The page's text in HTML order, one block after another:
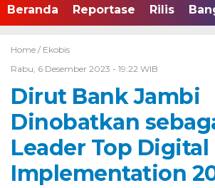
Beranda Reportase Rilis
Home / Ekobis
Rabu, 6 Desember 2023 - 19:22 WIB
Dirut Bank Jambi
Dinobatkan
Leader Top Digital
Implementation